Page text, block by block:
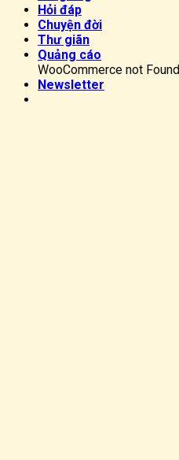
Hỏi đáp
Chuyện đời
Thư giãn
Quảng cáo
WooCommerce not Found
Newsletter